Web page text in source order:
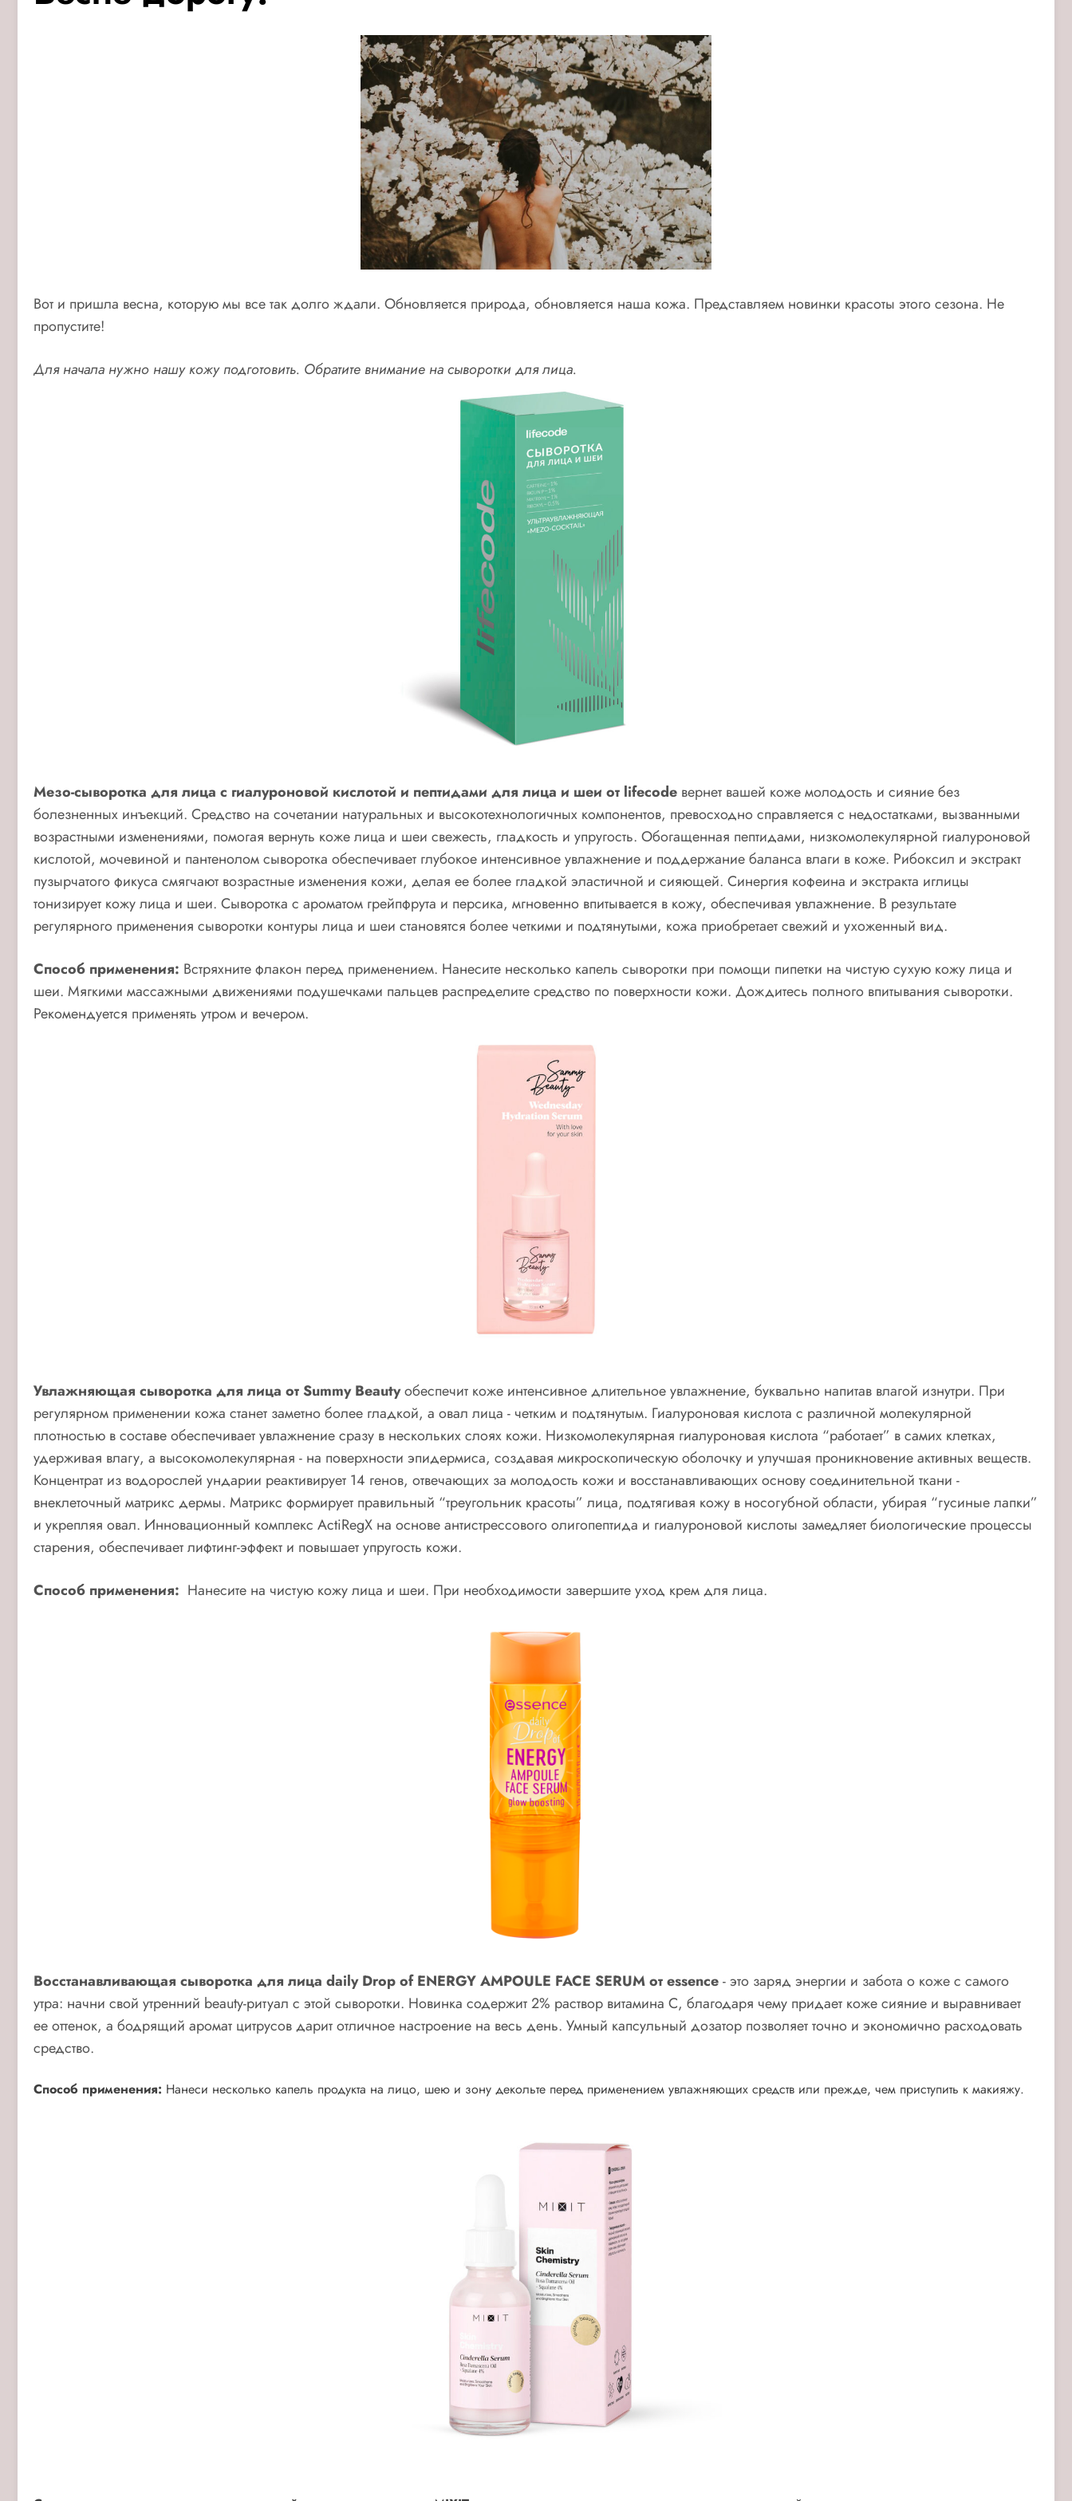
Вот и пришла весна, которую мы все так долго ждали. Обновляется природа, обновляется наша кожа. Представляем новинки красоты этого сезона. Не
пропустите!
Для начала нужно нашу кожу подготовить. Обратите внимание на сыворотки для лица.
Мезо-сыворотка для лица с гиалуроновой кислотой и пептидами для лица и шеи от lifecode вернет вашей коже молодость и сияние без
болезненных инъекций. Средство на сочетании натуральных и высокотехнологичных компонентов, превосходно справляется с недостатками, вызванными
возрастными изменениями, помогая вернуть коже лица и шеи свежесть, гладкость и упругость. Обогащенная пептидами, низкомолекулярной гиалуроновой
кислотой, мочевиной и пантенолом сыворотка обеспечивает глубокое интенсивное увлажнение и поддержание баланса влаги в коже. Рибоксил и экстракт
пузырчатого фикуса смягчают возрастные изменения кожи, делая ее более гладкой эластичной и сияющей. Синергия кофеина и экстракта иглицы
тонизирует кожу лица и шеи. Сыворотка с ароматом грейпфрута и персика, мгновенно впитывается в кожу, обеспечивая увлажнение. В результате
регулярного применения сыворотки контуры лица и шеи становятся более четкими и подтянутыми, кожа приобретает свежий и ухоженный вид.
Способ применения: Встряхните флакон перед применением. Нанесите несколько капель сыворотки при помощи пипетки на чистую сухую кожу лица и
шеи. Мягкими массажными движениями подушечками пальцев распределите средство по поверхности кожи. Дождитесь полного впитывания сыворотки.
Рекомендуется применять утром и вечером.
Увлажняющая сыворотка для лица от Summy Beautyобеспечит коже интенсивное длительное увлажнение, буквально напитав влагой изнутри. При
регулярном применении кожа станет заметно более гладкой, а овал лица - четким и подтянутым. Гиалуроновая кислота с различной молекулярной
плотностью в составе обеспечивает увлажнение сразу в нескольких слоях кожи. Низкомолекулярная гиалуроновая кислота “работает” в самих клетках,
удерживая влагу, а высокомолекулярная - на поверхности эпидермиса, создавая микроскопическую оболочку и улучшая проникновение активных веществ.
Концентрат из водорослей ундарии реактивирует 14 генов, отвечающих за молодость кожи и восстанавливающих основу соединительной ткани -
внеклеточный матрикс дермы. Матрикс формирует правильный “треугольник красоты” лица, подтягивая кожу в носогубной области, убирая “гусиные лапки”
и укрепляя овал. Инновационный комплекс ActiRegX на основе антистрессового олигопептида и гиалуроновой кислоты замедляет биологические процессы
старения, обеспечивает лифтинг-эффект и повышает упругость кожи.
Способ применения: Нанесите на чистую кожу лица и шеи. При необходимости завершите уход крем для лица.
Восстанавливающая сыворотка для лица daily Drop of ENERGY AMPOULE FACE SERUM от essence- это заряд энергии и забота о коже с самого
утра: начни свой утренний beauty-ритуал с этой сыворотки. Новинка содержит 2% раствор витамина C, благодаря чему придает коже сияние и выравнивает
ее оттенок, а бодрящий аромат цитрусов дарит отличное настроение на весь день. Умный капсульный дозатор позволяет точно и экономично расходовать
средство.
Способ применения: Нанеси несколько капель продукта на лицо, шею и зону декольте перед применением увлажняющих средств или прежде, чем приступить к макияжу.